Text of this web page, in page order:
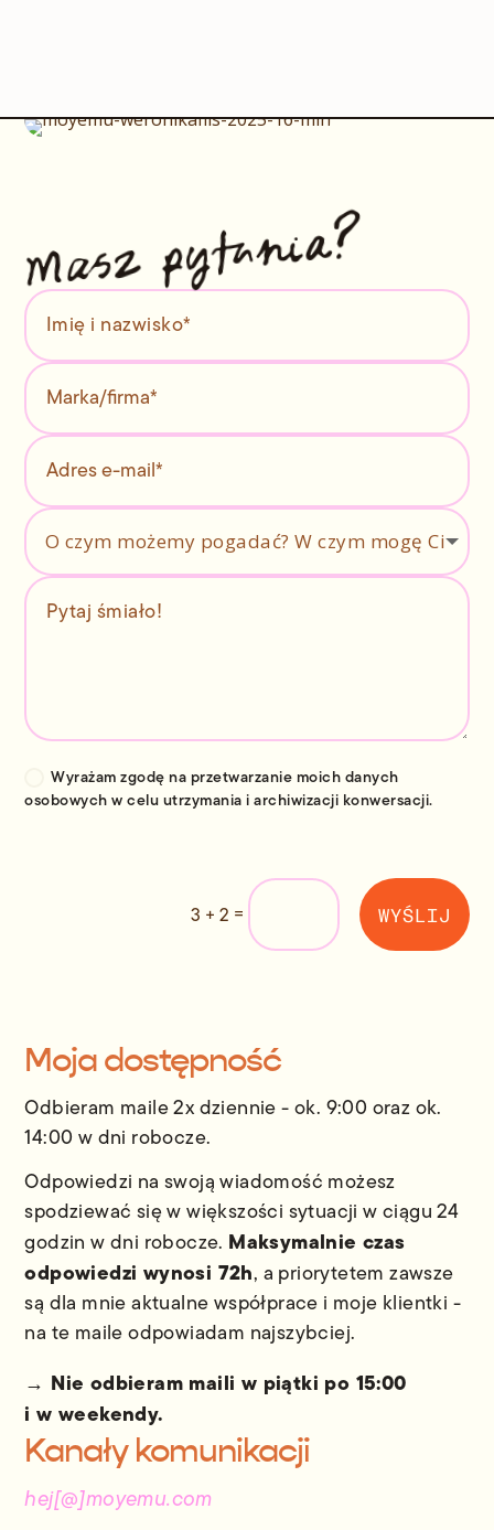
Masz pytania?
Wyrażam zgodę na przetwarzanie moich danych
osobowych w celu utrzymania i archiwizacji konwersacji.
3 + 2 = WYŚLIJ
Moja dostępność
Odbieram maile 2x dziennie - ok. 9:00 oraz ok.
14:00 w dni robocze.
Odpowiedzi na swoją wiadomość możesz
spodziewać się w większości sytuacji w ciągu 24
godzin w dni robocze. Maksymalnie czas
odpowiedzi wynosi 72h, a priorytetem zawsze
są dla mnie aktualne współprace i moje klientki -
na te maile odpowiadam najszybciej.
→ Nie odbieram maili w piątki po 15:00
i w weekendy.
Kanały komunikacji
hej[@]moyemu.com